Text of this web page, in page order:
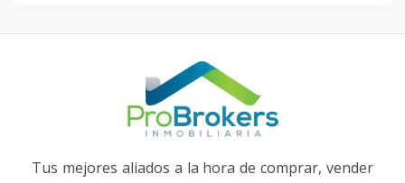
Tus mejores aliados a la hora de comprar, vender